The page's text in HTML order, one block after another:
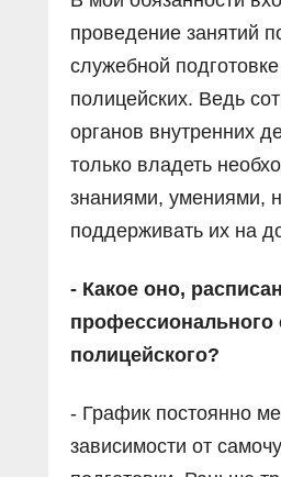
проведение занятий
служебной
полицейских. Ведь
органов внутренних
только владеть
знаниями, умениями,
поддерживать их на
- Какое оно,
профессионального
полицейского?
- График постоянно
зависимости от